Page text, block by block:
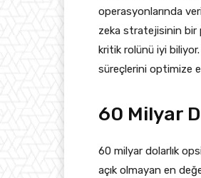
operasyonlarında
zeka stratejisinin bir
kritik rolünü iyi
süreçlerini optimize
60 Milyar
60 milyar dolarlık
açık olmayan en